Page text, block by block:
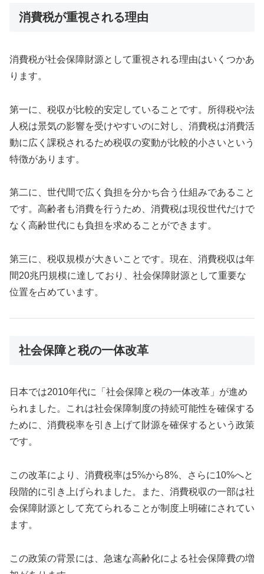
消費税が重視される理由
消費税が社会保障財源として重視される理由はいくつかあ
ります。
第一に、税収が比較的安定していることです。所得税や法
人税は景気の影響を受けやすいのに対し、消費税は消費活
動に広く課税されるため税収の変動が比較的小さいという
特徴があります。
第二に、世代間で広く負担を分かち合う仕組みであること
です。高齢者も消費を行うため、消費税は現役世代だけで
なく高齢世代にも負担を求めることができます。
第三に、税収規模が大きいことです。現在、消費税収は年
間20兆円規模に達しており、社会保障財源として重要な
位置を占めています。
社会保障と税の一体改革
日本では2010年代に「社会保障と税の一体改革」が進め
られました。これは社会保障制度の持続可能性を確保する
ために、消費税率を引き上げて財源を確保するという政策
です。
この改革により、消費税率は5%から8%、さらに10%へと
段階的に引き上げられました。また、消費税収の一部は社
会保障財源として充てられることが制度上明確にされてい
ます。
この政策の背景には、急速な高齢化による社会保障費の増